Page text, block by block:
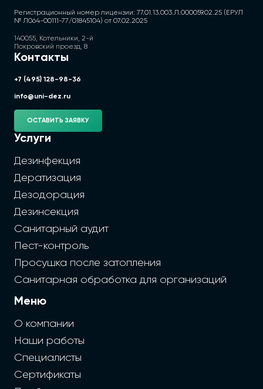
Регистрационный номер лицензии: 77.01.13.003.Л.000059.02.25 (ЕРУЛ
№ Л064-00111-77/01845104) от 07.02.2025
140055, Котельники, 2-й
Покровский проезд, 8
Контакты
+7 (495) 128-98-36
info@uni-dez.ru
ОСТАВИТЬ ЗАЯВКУ
Услуги
Дезинфекция
Дератизация
Дезодорация
Дезинсекция
Санитарный аудит
Пест-контроль
Просушка после затопления
Санитарная обработка для организаций
Меню
О компании
Наши работы
Специалисты
Сертификаты